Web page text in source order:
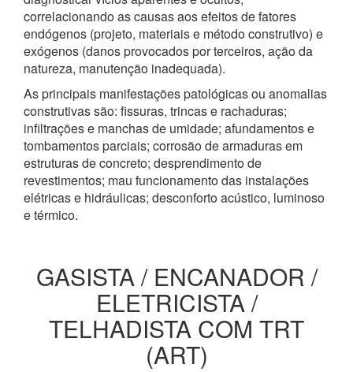
correlacionando as causas aos efeitos de fatores
endógenos (projeto, materiais e método construtivo) e
exógenos (danos provocados por terceiros, ação da
natureza, manutenção inadequada).
As principais manifestações patológicas ou anomalias
construtivas são: fissuras, trincas e rachaduras;
infiltrações e manchas de umidade; afundamentos e
tombamentos parciais; corrosão de armaduras em
estruturas de concreto; desprendimento de
revestimentos; mau funcionamento das instalações
elétricas e hidráulicas; desconforto acústico, luminoso
e térmico.
GASISTA / ENCANADOR /
ELETRICISTA /
TELHADISTA COM TRT
(ART)